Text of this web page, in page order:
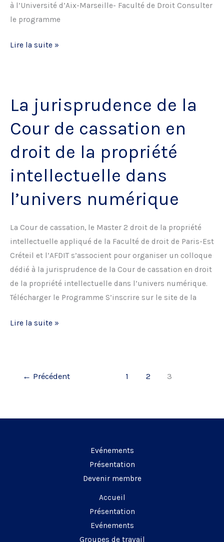
à l’Université d’Aix-Marseille- Faculté de Droit Consulter
le programme
L’obsolescence
à
des
connectés
Lire la suite »
La jurisprudence de la
Cour de cassation en
droit de la propriété
intellectuelle dans
l’univers numérique
La Cour de cassation, le Master 2 droit de la propriété
intellectuelle appliqué de la Faculté de droit de Paris-Est
Créteil et l’AFDIT s’associent pour organiser un colloque
dédié à la jurisprudence de la Cour de cassation en droit
de la propriété intellectuelle dans l’univers numérique.
Télécharger le Programme S’inscrire sur le site de la
La
Cour
en
Lire la suite »
← Précédent 1 2 3
Evénements
Présentation
Devenir membre
Accueil
Présentation
Evénements
Groupes de travail